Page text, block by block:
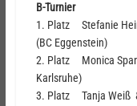
B-Turnier
1. Platz Stefanie
(BC Eggenstein)
2. Platz Monica
Karlsruhe)
3. Platz Tanja Weiß